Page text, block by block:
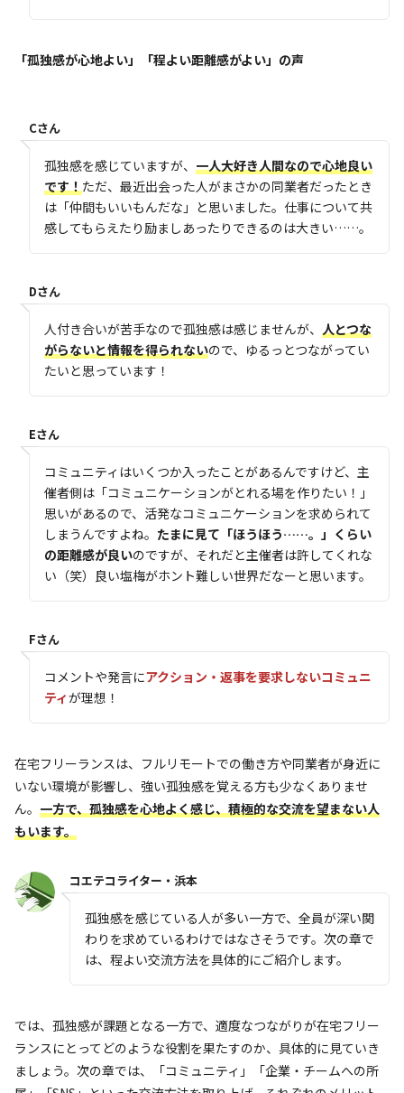
「孤独感が心地よい」「程よい距離感がよい」の声
Cさん
孤独感を感じていますが、 一人大好き人間なので心地良い
です！ただ、最近出会った人がまさかの同業者だったとき
は「仲間もいいもんだな」と思いました。仕事について共
感してもらえたり励ましあったりできるのは大きい……。
Dさん
人付き合いが苦手なので孤独感は感じませんが、 人とつな
がらないと情報を得られないので、ゆるっとつながってい
たいと思っています！
Eさん
コミュニティはいくつか入ったことがあるんですけど、主
催者側は「コミュニケーションがとれる場を作りたい！」
思いがあるので、活発なコミュニケーションを求められて
しまうんですよね。 たまに見て「ほうほう……。」くらい
の距離感が良いのですが、それだと主催者は許してくれな
い（笑）良い塩梅がホント難しい世界だなーと思います。
Fさん
コメントや発言にアクション・返事を要求しないコミュニ
ティが理想！
在宅フリーランスは、フルリモートでの働き方や同業者が身近に
いない環境が影響し、強い孤独感を覚える方も少なくありませ
ん。 一方で、孤独感を心地よく感じ、積極的な交流を望まない人
もいます。
コエテコライター・浜本
孤独感を感じている人が多い一方で、全員が深い関
わりを求めているわけではなさそうです。次の章で
は、程よい交流方法を具体的にご紹介します。
では、孤独感が課題となる一方で、適度なつながりが在宅フリー
ランスにとってどのような役割を果たすのか、具体的に見ていき
ましょう。次の章では、「コミュニティ」「企業・チームへの所